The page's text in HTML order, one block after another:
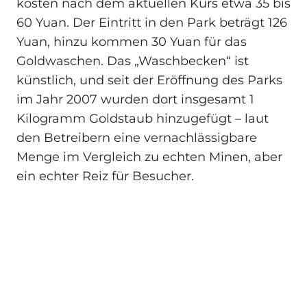
kosten nach dem aktuellen Kurs etwa 35 bis
60 Yuan. Der Eintritt in den Park beträgt 126
Yuan, hinzu kommen 30 Yuan für das
Goldwaschen. Das „Waschbecken“ ist
künstlich, und seit der Eröffnung des Parks
im Jahr 2007 wurden dort insgesamt 1
Kilogramm Goldstaub hinzugefügt – laut
den Betreibern eine vernachlässigbare
Menge im Vergleich zu echten Minen, aber
ein echter Reiz für Besucher.